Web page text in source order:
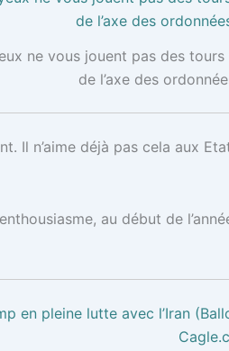
ne vous jouent pas des
de l’axe des
Il n’aime déjà pas cela aux
au début de